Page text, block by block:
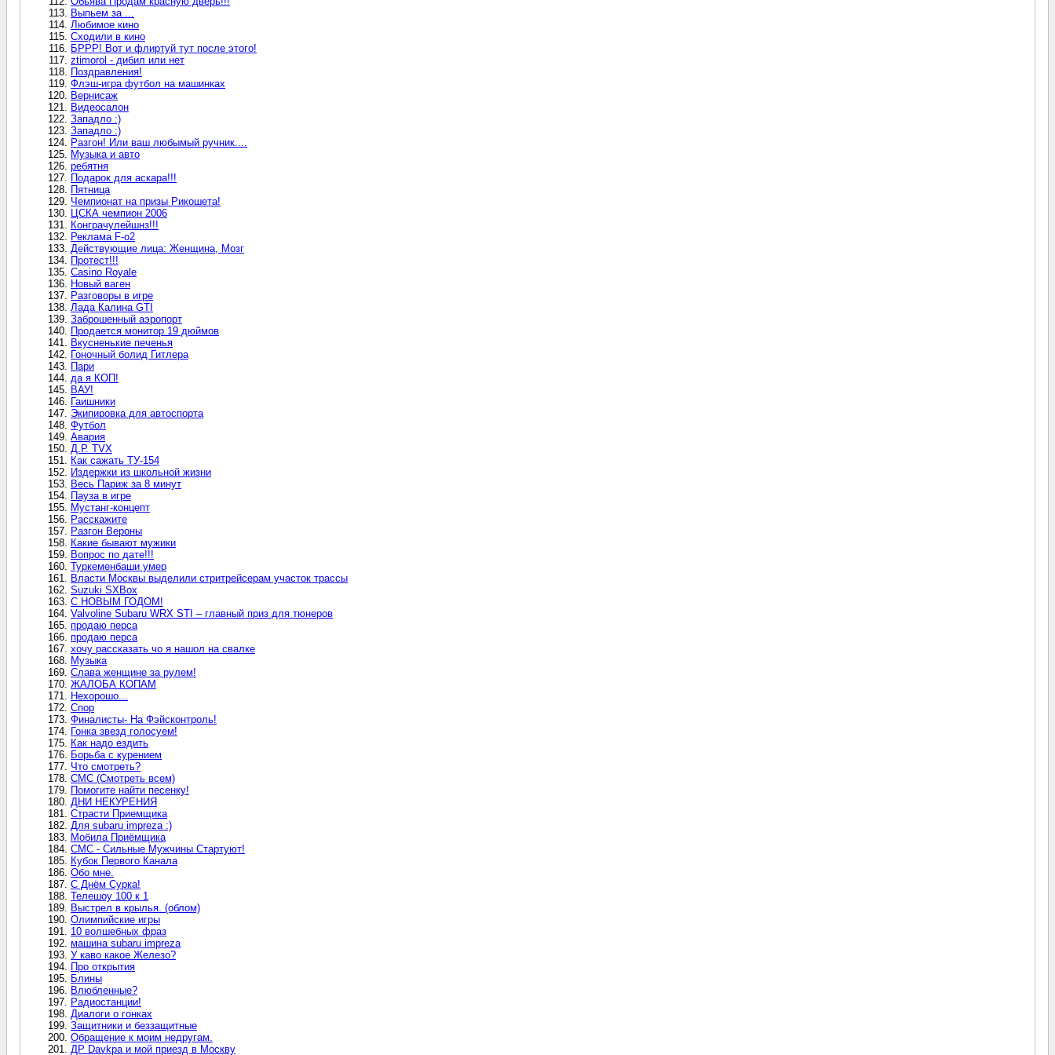
Выпьем за ...
Любимое кино
Сходили в кино
БРРР! Вот и флиртуй тут после этого!
ztimorol - дибил или нет
Поздравления!
Флэш-игра футбол на машинках
Вернисаж
Видеосалон
Западло :)
Западло :)
Разгон! Или ваш любымый ручник....
Музыка и авто
ребятня
Подарок для аскара!!!
Пятница
Чемпионат на призы Рикошета!
ЦСКА чемпион 2006
Конграчулейшнз!!!
Реклама F-o2
Действующие лица: Женщина, Мозг
Протест!!!
Casino Royale
Новый ваген
Разговоры в игре
Лада Калина GTI
Заброшенный аэропорт
Продается монитор 19 дюймов
Вкусненькие печенья
Гоночный болид Гитлера
Пари
да я КОП!
ВАУ!
Гаишники
Экипировка для автоспорта
Футбол
Авария
Д.Р. TVX
Как сажать ТУ-154
Издержки из школьной жизни
Весь Париж за 8 минут
Пауза в игре
Мустанг-концепт
Расскажите
Разгон Вероны
Какие бывают мужики
Вопрос по дате!!!
Туркеменбаши умер
Власти Москвы выделили стритрейсерам участок трассы
Suzuki SXBox
С НОВЫМ ГОДОМ!
Valvoline Subaru WRX STI – главный приз для тюнеров
продаю перса
продаю перса
хочу рассказать чо я нашол на свалке
Музыка
Слава женщине за рулем!
ЖАЛОБА КОПАМ
Нехорошо...
Спор
Финалисты- На Фэйсконтроль!
Гонка звезд голосуем!
Как надо ездить
Борьба с курением
Что смотреть?
СМС (Смотреть всем)
Помогите найти песенку!
ДНИ НЕКУРЕНИЯ
Страсти Приемщика
Для subaru impreza :)
Мобила Приёмщика
СМС - Сильные Мужчины Стартуют!
Кубок Первого Канала
Обо мне.
С Днём Сурка!
Телешоу 100 к 1
Выстрел в крылья. (облом)
Олимпийские игры
10 волшебных фраз
машина subaru impreza
У каво какое Железо?
Про открытия
Блины
Влюбленные?
Радиостанции!
Диалоги о гонках
Защитники и беззащитные
Обращение к моим недругам.
ДР Davkpa и мой приезд в Москву